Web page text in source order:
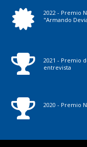
2022 - Premio
"Armando
2021 - Premio
entrevista
2020 - Premio